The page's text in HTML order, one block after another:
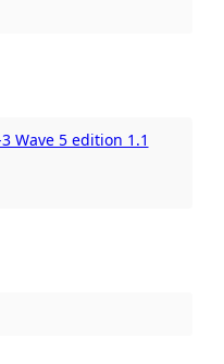
3 Wave 5 edition 1.1